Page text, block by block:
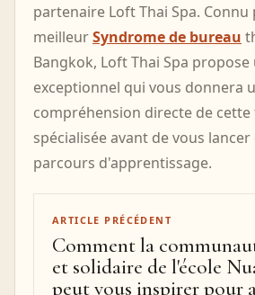
partenaire Loft Thai Spa.
meilleurSyndrome de bureau
Bangkok, Loft Thai Spa
exceptionnel qui vous donnera
compréhension directe de
spécialisée avant de vous
parcours d'apprentissage.
ARTICLE PRÉCÉDENT
Comment la
et solidaire de l'école
peut vous inspirer pour